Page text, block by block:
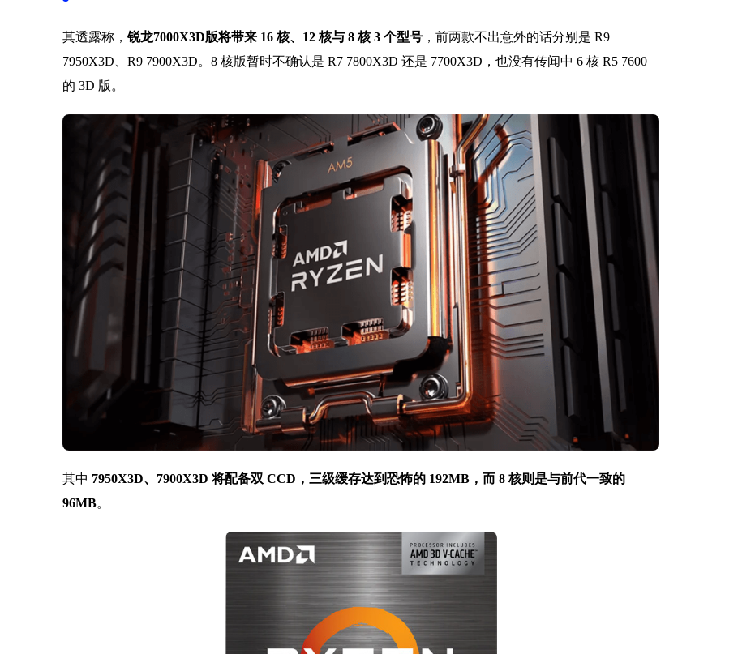
其透露称， 锐龙7000X3D版将带来 16 核、12 核与 8 核 3 个型号 ， 前两款不出意外的话分别是 R9
7950X3D、R9 7900X3D。 8 核版暂时不确认是 R7 7800X3D 还是 7700X3D，也没有传闻中 6 核 R5 7600
的 3D 版。
其中 7950X3D、7900X3D 将配备双 CCD，三级缓存达到恐怖的 192MB，而 8 核则是与前代一致的
96MB。